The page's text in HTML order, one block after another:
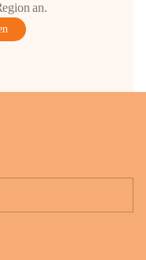
an.